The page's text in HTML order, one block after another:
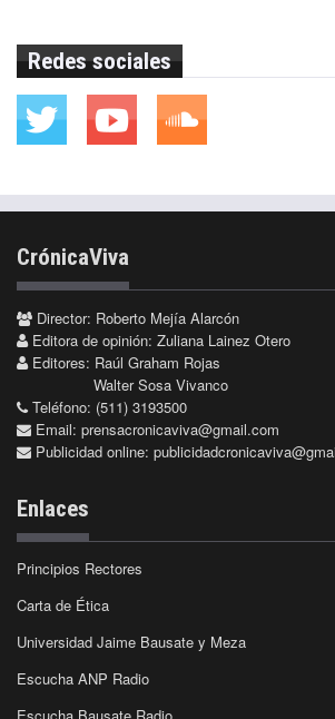
Redes sociales
CrónicaViva
Director: Roberto Mejía Alarcón
Editora de opinión: Zuliana Lainez Otero
Editores: Raúl Graham Rojas
Walter Sosa Vivanco
Teléfono: (511) 3193500
Email: prensacronicaviva@gmail.com
Publicidad online:
Enlaces
Principios Rectores
Carta de Ética
Universidad Jaime Bausate y Meza
Escucha ANP Radio
Escucha Bausate Radio